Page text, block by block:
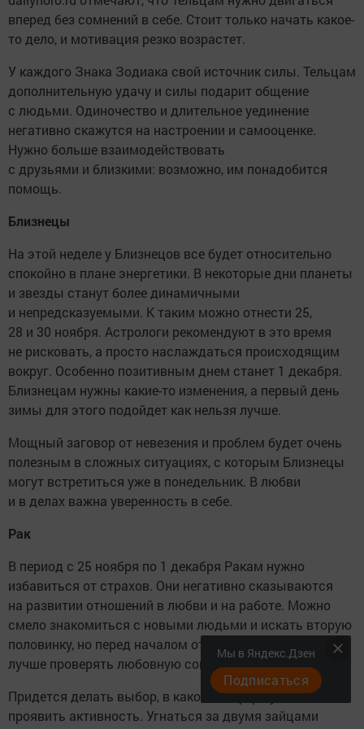
вперед без сомнений в себе. Стоит только начать какое-
то дело, и мотивация резко возрастет.
У каждого Знака Зодиака свой источник силы. Тельцам
дополнительную удачу и силы подарит общение
с людьми. Одиночество и длительное уединение
негативно скажутся на настроении и самооценке.
Нужно больше взаимодействовать
с друзьями и близкими: возможно, им понадобится
помощь.
Близнецы
На этой неделе у Близнецов все будет относительно
спокойно в плане энергетики. В некоторые дни планеты
и звезды станут более динамичными
и непредсказуемыми. К таким можно отнести 25,
28 и 30 ноября. Астрологи рекомендуют в это время
не рисковать, а просто наслаждаться происходящим
вокруг. Особенно позитивным днем станет 1 декабря.
Близнецам нужны какие-то изменения, а первый день
зимы для этого подойдет как нельзя лучше.
Мощный заговор от невезения и проблем будет очень
полезным в сложных ситуациях, с которым Близнецы
могут встретиться уже в понедельник. В любви
и в делах важна уверенность в себе.
Рак
В период с 25 ноября по 1 декабря Ракам нужно
избавиться от страхов. Они негативно сказываются
на развитии отношений в любви и на работе. Можно
смело знакомиться с новыми людьми и искать вторую
половинку, но перед началом отношений
лучше проверять любовную совместимость.
Придется делать выбор, в какой из сфер лучше
проявить активность. Угнаться за двумя зайцами
Мы в Яндекс.Дзен
Подписаться